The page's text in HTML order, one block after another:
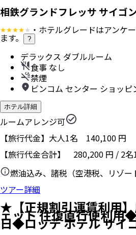
相鉄グランドフレッサ サイゴ
・ホテルグレードはアンケ
ます。 ?
デラックス ダブルルーム
食事 なし
禁煙
ビンコム センター ショッ
ホテル詳細
ルームアレンジ可
【旅行代金】大人1名 140,100 円
【旅行代金合計】 280,200 円 / 2名
燃油込み、諸税（空港税、リゾー
ツアー詳細
★【正規割引運賃利用
ェット 往復直行便利用
日◆ロッテ ホテル サイ